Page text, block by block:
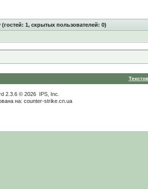
(гостей: 1, скрытых пользователей: 0)
2.3.6 © 2026 IPS, Inc
на: counter-strike.cn.ua